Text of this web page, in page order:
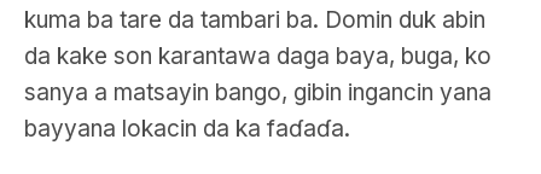
kuma ba tare da tambari ba. Domin duk abin
da kake son karantawa daga baya, buga, ko
sanya a matsayin bango, gibin ingancin yana
bayyana lokacin da ka faɗaɗa.